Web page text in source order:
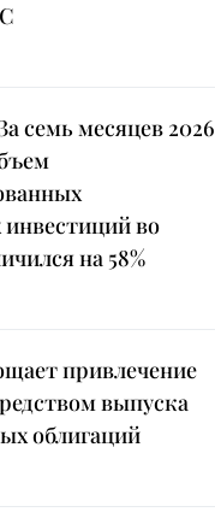
семь месяцев 2026
во
на 58%
привлечение
выпуска
облигаций